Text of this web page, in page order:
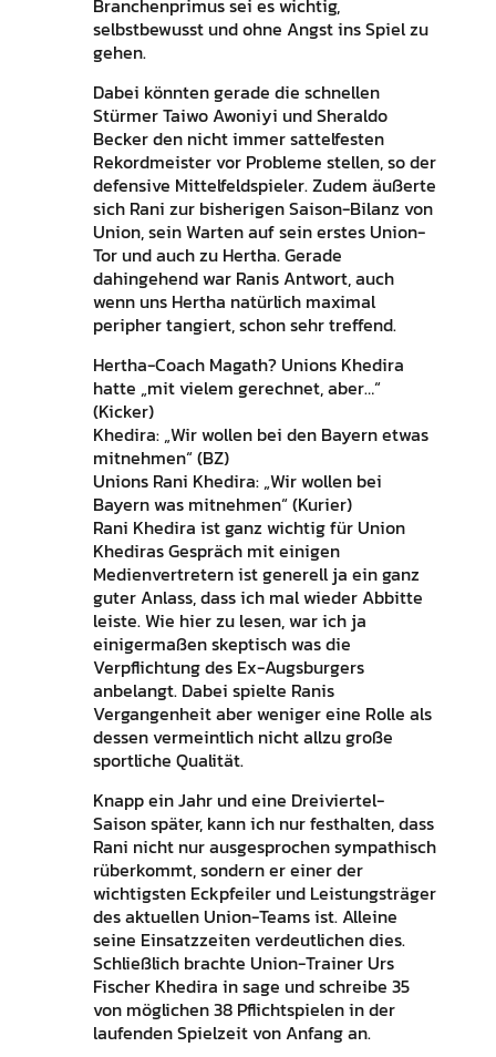
selbstbewusst und ohne Angst ins Spiel zu
gehen.
Dabei könnten gerade die schnellen
Stürmer Taiwo Awoniyi und Sheraldo
Becker den nicht immer sattelfesten
Rekordmeister vor Probleme stellen, so der
defensive Mittelfeldspieler. Zudem äußerte
sich Rani zur bisherigen Saison-Bilanz von
Union, sein Warten auf sein erstes Union-
Tor und auch zu Hertha. Gerade
dahingehend war Ranis Antwort, auch
wenn uns Hertha natürlich maximal
peripher tangiert, schon sehr treffend.
Hertha-Coach Magath? Unions Khedira
hatte „mit vielem gerechnet, aber…“
(Kicker)
Khedira: „Wir wollen bei den Bayern etwas
mitnehmen“ (BZ)
Unions Rani Khedira: „Wir wollen bei
Bayern was mitnehmen“ (Kurier)
Rani Khedira ist ganz wichtig für Union
Khediras Gespräch mit einigen
Medienvertretern ist generell ja ein ganz
guter Anlass, dass ich mal wieder Abbitte
leiste. Wie hier zu lesen, war ich ja
einigermaßen skeptisch was die
Verpflichtung des Ex-Augsburgers
anbelangt. Dabei spielte Ranis
Vergangenheit aber weniger eine Rolle als
dessen vermeintlich nicht allzu große
sportliche Qualität.
Knapp ein Jahr und eine Dreiviertel-
Saison später, kann ich nur festhalten, dass
Rani nicht nur ausgesprochen sympathisch
rüberkommt, sondern er einer der
wichtigsten Eckpfeiler und Leistungsträger
des aktuellen Union-Teams ist. Alleine
seine Einsatzzeiten verdeutlichen dies.
Schließlich brachte Union-Trainer Urs
Fischer Khedira in sage und schreibe 35
von möglichen 38 Pflichtspielen in der
laufenden Spielzeit von Anfang an.